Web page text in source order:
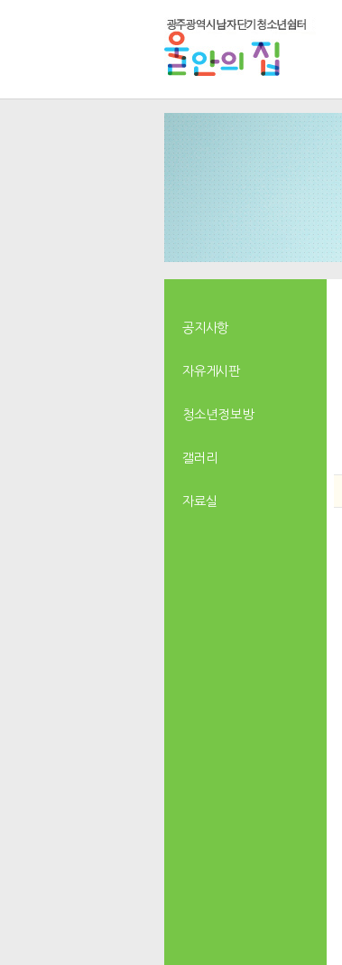
공지사항
자유게시판
청소년 정보방
갤러리
자료실